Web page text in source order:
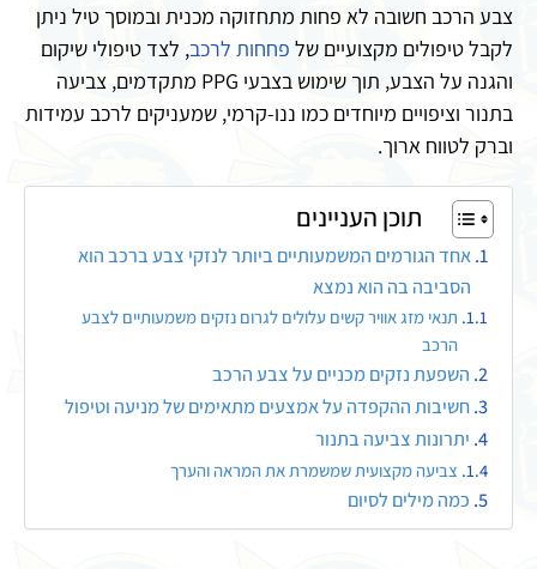
צבע הרכב חשובה לא פחות מתחזוקה מכנית ובמוסך טיל ניתן
לקבל טיפולים מקצועיים של פחחות לרכב, לצד טיפולי שיקום
והגנה על הצבע, תוך שימוש בצבעי PPG מתקדמים, צביעה
בתנור וציפויים מיוחדים כמו ננו-קרמי, שמעניקים לרכב עמידות
וברק לטווח ארוך.
תוכן העניינים
אחד הגורמים המשמעותיים ביותר לנזקי צבע ברכב הוא
הסביבה בה הוא נמצא
תנאי מזג אוויר קשים עלולים לגרום נזקים משמעותיים לצבע
הרכב
השפעת נזקים מכניים על צבע הרכב
חשיבות ההקפדה על אמצעים מתאימים של מניעה וטיפול
יתרונות צביעה בתנור
צביעה מקצועית שמשמרת את המראה והערך
כמה מילים לסיום